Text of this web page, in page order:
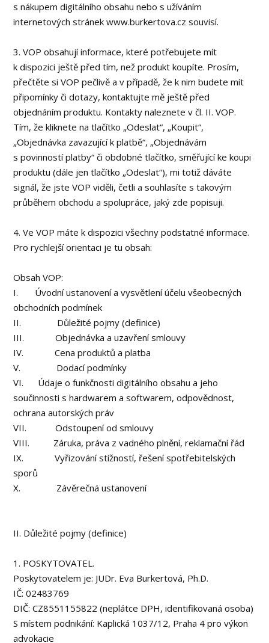
s nákupem digitálního obsahu nebo s užíváním
internetových stránek www.burkertova.cz souvisí.
3. VOP obsahují informace, které potřebujete mít
k dispozici ještě před tím, než produkt koupíte. Prosím,
přečtěte si VOP pečlivě a v případě, že k nim budete mít
připomínky či dotazy, kontaktujte mě ještě před
objednáním produktu. Kontakty naleznete v čl. II. VOP.
Tím, že kliknete na tlačítko „Odeslat“, „Koupit“,
„Objednávka zavazující k platbě“, „Objednávám
s povinností platby“ či obdobné tlačítko, směřující ke koupi
produktu (dále jen tlačítko „Odeslat“), mi totiž dáváte
signál, že jste VOP viděli, četli a souhlasíte s takovým
průběhem obchodu a spolupráce, jaký zde popisuji.
4. Ve VOP máte k dispozici všechny podstatné informace.
Pro rychlejší orientaci je tu obsah:
Obsah VOP:
I. Úvodní ustanovení a vysvětlení účelu všeobecných
obchodních podmínek
II. Důležité pojmy (definice)
III. Objednávka a uzavření smlouvy
IV. Cena produktů a platba
V. Dodací podmínky
VI. Údaje o funkčnosti digitálního obsahu a jeho
součinnosti s hardwarem a softwarem, odpovědnost,
ochrana autorských práv
VII. Odstoupení od smlouvy
VIII. Záruka, práva z vadného plnění, reklamační řád
IX. Vyřizování stížností, řešení spotřebitelských
sporů
X. Závěrečná ustanovení
II. Důležité pojmy (definice)
1. POSKYTOVATEL.
Poskytovatelem je: JUDr. Eva Burkertová, Ph.D.
IČ: 02483769
DIČ: CZ8551155822 (neplátce DPH, identifikovaná osoba)
S místem podnikání: Kaplická 1037/12, Praha 4 pro výkon
advokacie